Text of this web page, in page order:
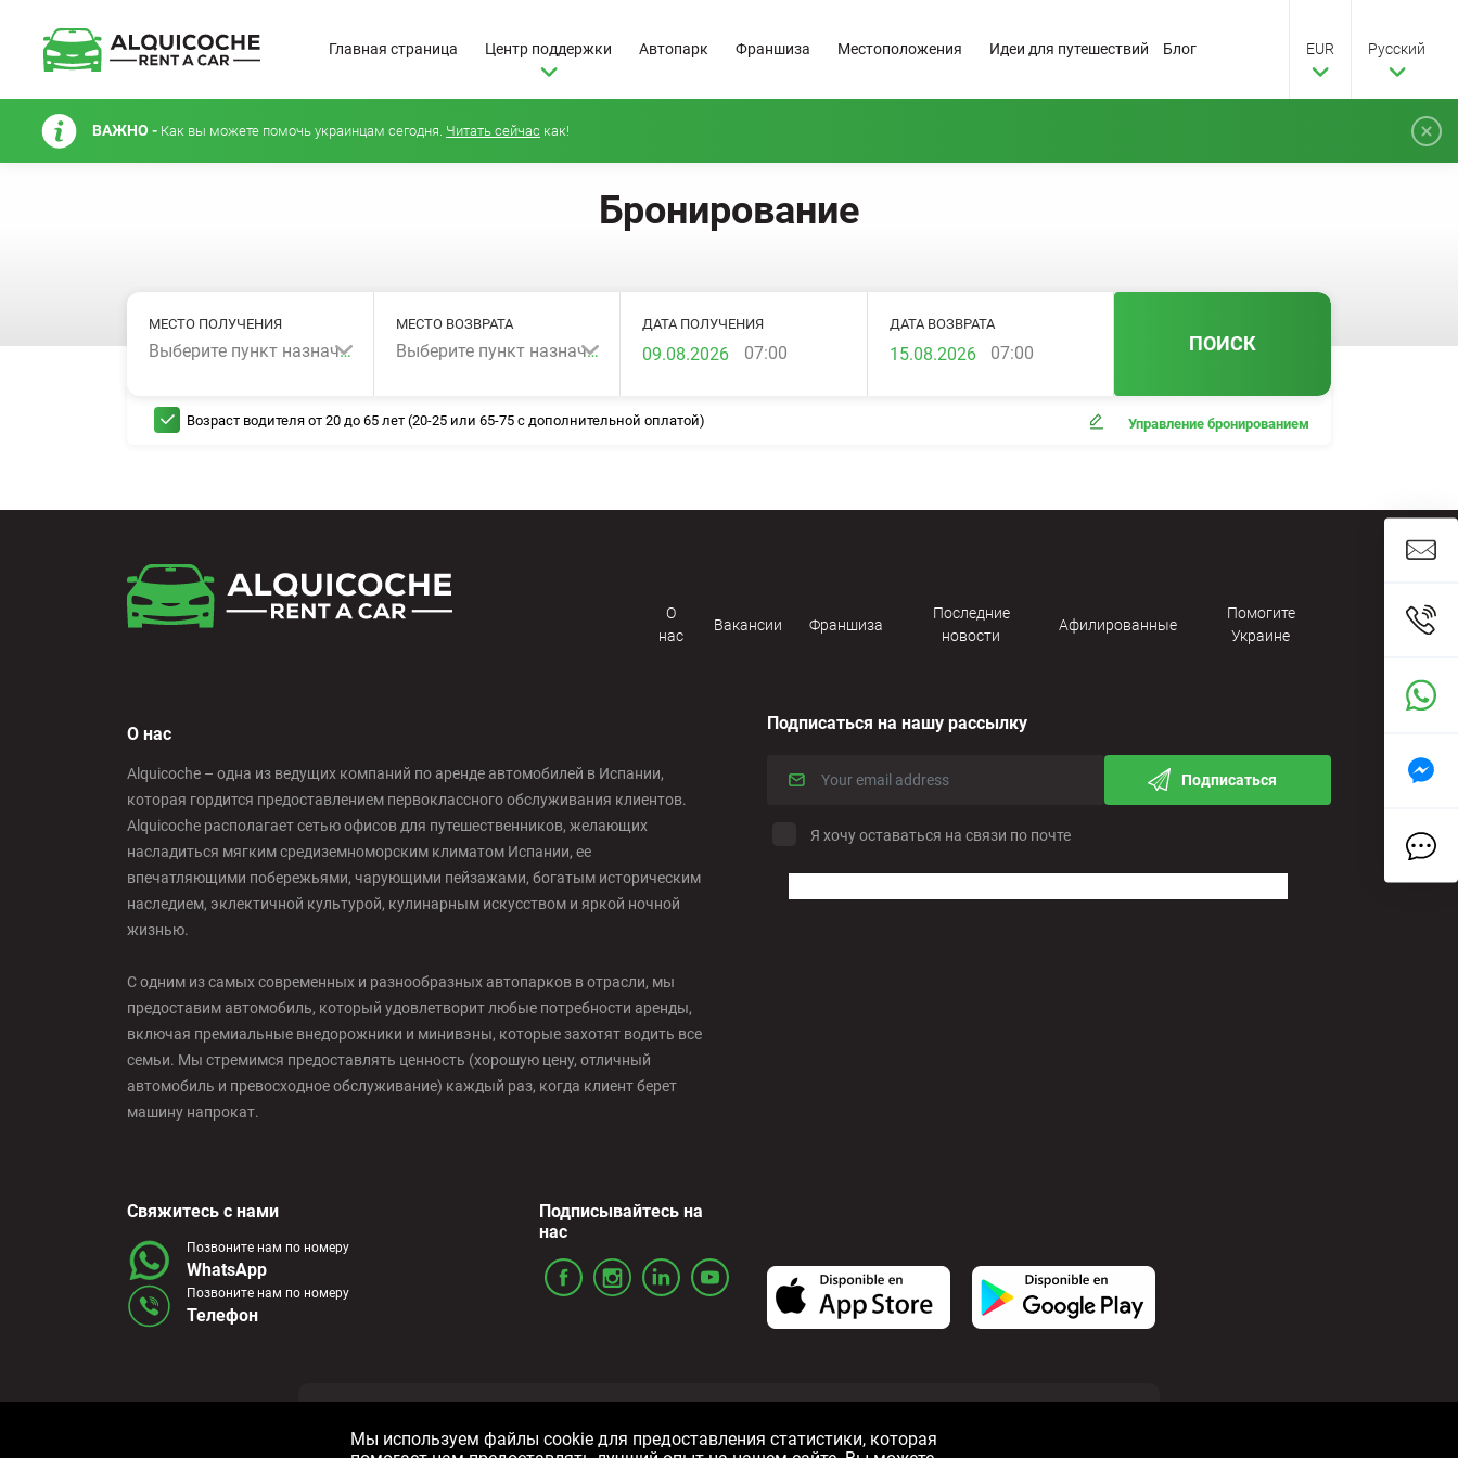
Главная страница Центр поддержки Автопарк Франшиза Местоположения Идеи для путешествий Блог EUR Pусский
ВАЖНО - Как вы можете помочь украинцам сегодня. Читать сейчас как!
Бронирование
МЕСТО ПОЛУЧЕНИЯ
Выберите пункт назначения...
МЕСТО ВОЗВРАТА
Выберите пункт назначения...
ДАТА ПОЛУЧЕНИЯ
07:00
ДАТА ВОЗВРАТА
07:00 ПОИСК
Возраст водителя от 20 до 65 лет (20-25 или 65-75 с дополнительной оплатой) Управление бронированием
О
нас
Вакансии Франшиза
Последние
новости
Афилированные
Помогите
Украине
О нас
Alquicoche – одна из ведущих компаний по аренде автомобилей в Испании,
которая гордится предоставлением первоклассного обслуживания клиентов.
Alquicoche располагает сетью офисов для путешественников, желающих
насладиться мягким средиземноморским климатом Испании, ее
впечатляющими побережьями, чарующими пейзажами, богатым историческим
наследием, эклектичной культурой, кулинарным искусством и яркой ночной
жизнью.
С одним из самых современных и разнообразных автопарков в отрасли, мы
предоставим автомобиль, который удовлетворит любые потребности аренды,
включая премиальные внедорожники и минивэны, которые захотят водить все
семьи. Мы стремимся предоставлять ценность (хорошую цену, отличный
автомобиль и превосходное обслуживание) каждый раз, когда клиент берет
машину напрокат.
Подписаться на нашу рассылку
Подписаться
Я хочу оставаться на связи по почте
Свяжитесь с нами
Позвоните нам по номеру
WhatsApp
Позвоните нам по номеру
Телефон
Подписывайтесь на
нас
Мы используем файлы cookie для предоставления статистики, которая